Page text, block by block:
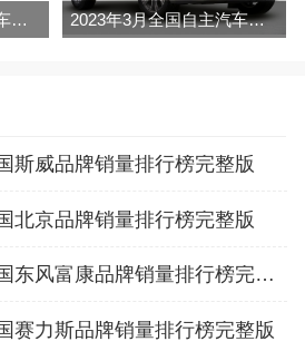
2023年3月全国合资汽车品牌销量排行榜完整版 2023年3月全国自主汽车品牌销量排行榜完整版
斯威品牌销量排行榜完整版
北京品牌销量排行榜完整版
2024年2月全国东风富康品牌销量排行榜完整版
赛力斯品牌销量排行榜完整版